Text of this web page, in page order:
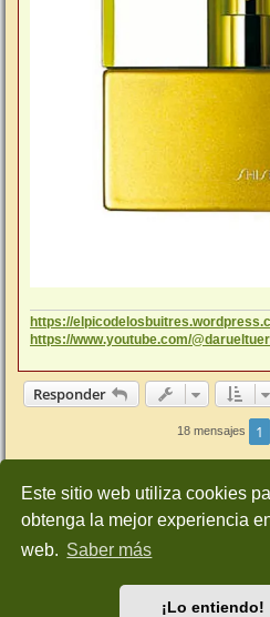
Este sitio web utiliza cookies
obtenga la mejor experiencia
web. Saber más
¡Lo entiendo!
https://
https://www.youtube.com/
Responder
18 mensajes 1
Inicio Índice general
Desarrollado porphpBB